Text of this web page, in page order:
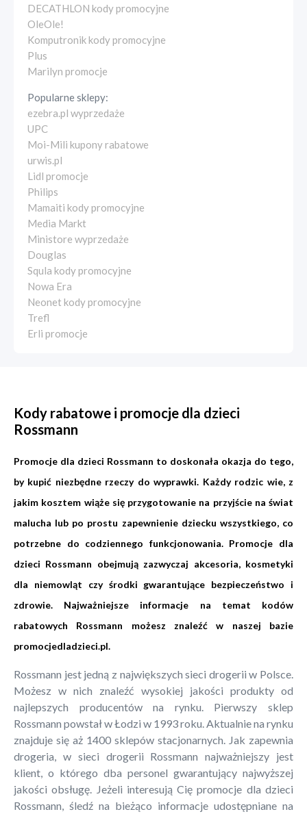
DECATHLON kody promocyjne
OleOle!
Komputronik kody promocyjne
Plus
Marilyn promocje
Popularne sklepy:
ezebra.pl wyprzedaże
UPC
Moi-Mili kupony rabatowe
urwis.pl
Lidl promocje
Philips
Mamaiti kody promocyjne
Media Markt
Ministore wyprzedaże
Douglas
Squla kody promocyjne
Nowa Era
Neonet kody promocyjne
Trefl
Erli promocje
Kody rabatowe i promocje dla dzieci
Rossmann
Promocje dla dzieci Rossmann to doskonała okazja do tego,
by kupić niezbędne rzeczy do wyprawki. Każdy rodzic wie, z
jakim kosztem wiąże się przygotowanie na przyjście na świat
malucha lub po prostu zapewnienie dziecku wszystkiego, co
potrzebne do codziennego funkcjonowania. Promocje dla
dzieci Rossmann obejmują zazwyczaj akcesoria, kosmetyki
dla niemowląt czy środki gwarantujące bezpieczeństwo i
zdrowie. Najważniejsze informacje na temat kodów
rabatowych Rossmann możesz znaleźć w naszej bazie
promocjedladzieci.pl.
Rossmann jest jedną z największych sieci drogerii w Polsce.
Możesz w nich znaleźć wysokiej jakości produkty od
najlepszych producentów na rynku. Pierwszy sklep
Rossmann powstał w Łodzi w 1993 roku. Aktualnie na rynku
znajduje się aż 1400 sklepów stacjonarnych. Jak zapewnia
drogeria, w sieci drogerii Rossmann najważniejszy jest
klient, o którego dba personel gwarantujący najwyższej
jakości obsługę. Jeżeli interesują Cię promocje dla dzieci
Rossmann, śledź na bieżąco informacje udostępniane na